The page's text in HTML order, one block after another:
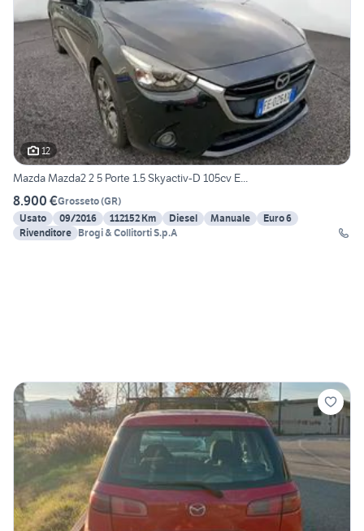
12
Mazda Mazda2 2 5 Porte 1.5 Skyactiv-D 105cv E...
8.900 €Grosseto(GR)
Usato
09/2016 112152 Km Diesel Manuale
Euro 6
Rivenditore Brogi & Collitorti S.p.A